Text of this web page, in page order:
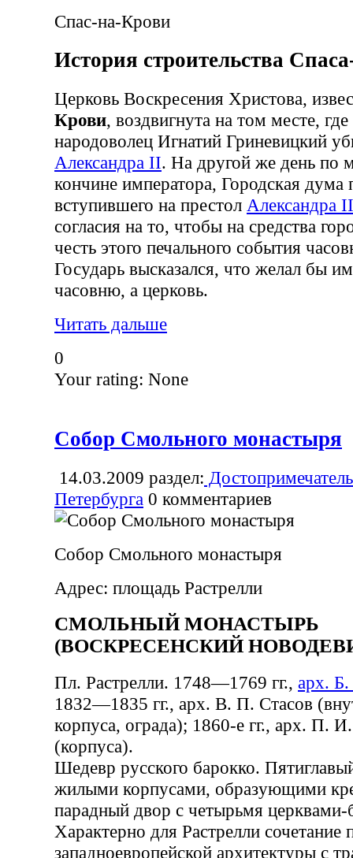
Спас-на-Крови
История строительства
Церковь Воскресения Христова,
Крови, воздвигнута на том месте,
народоволец Игнатий Гриневицкий
Александра II. На другой же день по
кончине императора, Городская дума
вступившего на престол Александра
согласия на то, чтобы на средства
честь этого печального события
Государь высказался, что желал бы
часовню, а церковь.
Читать дальше
0
Your rating: None
Собор Смольного монастыря
14.03.2009 раздел:
Петербурга 0 комментариев
Собор Смольного монастыря
Адрес: площадь Растрелли
СМОЛЬНЫЙ МОНАСТЫРЬ
(ВОСКРЕСЕНСКИЙ
Пл. Растрелли. 1748—1769 гг., арх.
1832—1835 гг., арх. В. П. Стасов
корпуса, ограда); 1860-е гг., арх. П.
(корпуса).
Шедевр русского барокко.
жилыми корпусами, образующими
парадный двор с четырьмя
Характерно для Растрелли
западноевропейской архитектуры с